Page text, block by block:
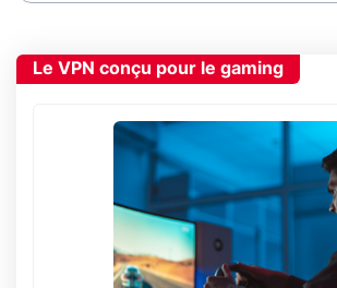
Le VPN conçu pour le gaming